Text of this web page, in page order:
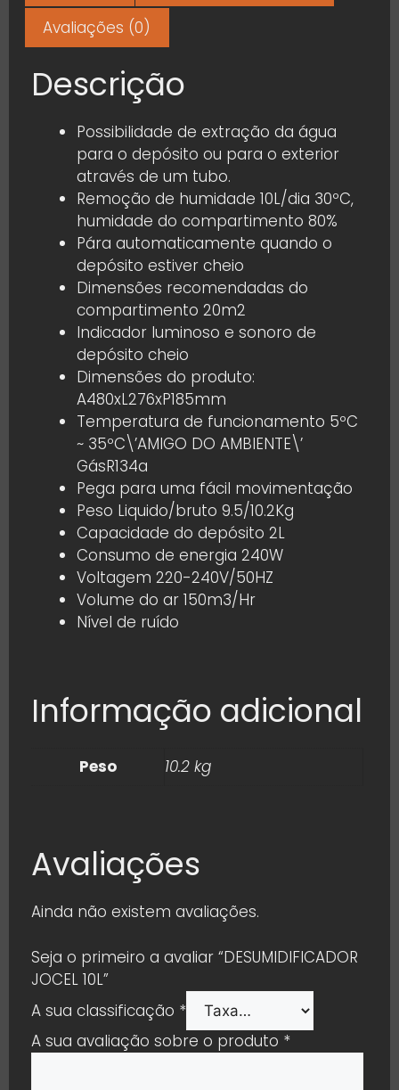
Avaliações (0)
Descrição
Possibilidade de extração da água
para o depósito ou para o exterior
através de um tubo.
Remoção de humidade 10L/dia 30ºC,
humidade do compartimento 80%
Pára automaticamente quando o
depósito estiver cheio
Dimensões recomendadas do
compartimento 20m2
Indicador luminoso e sonoro de
depósito cheio
Dimensões do produto:
A480xL276xP185mm
Temperatura de funcionamento 5ºC
~ 35ºC\’AMIGO DO AMBIENTE\’
GásR134a
Pega para uma fácil movimentação
Peso Liquido/bruto 9.5/10.2Kg
Capacidade do depósito 2L
Consumo de energia 240W
Voltagem 220-240V/50HZ
Volume do ar 150m3/Hr
Nível de ruído
Informação adicional
Peso 10.2 kg
Avaliações
Ainda não existem avaliações.
Seja o primeiro a avaliar “DESUMIDIFICADOR
JOCEL 10L”
A sua classificação *
A sua avaliação sobre o produto *